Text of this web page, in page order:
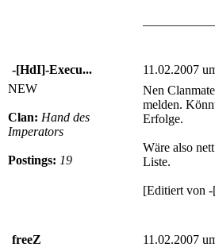
-[HdI]-Execu... 11.02.2007
NEW
Clan: Hand des
Imperators
Postings: 19
Nen
melden.
Erfolge.
Wäre also
Liste.
[Editiert von
freeZ 11.02.2007